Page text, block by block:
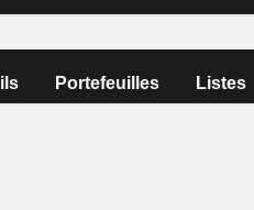
Portefeuilles Listes